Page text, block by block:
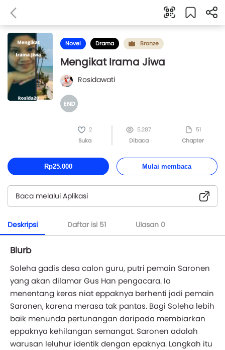
Novel Drama Bronze
Mengikat Irama Jiwa
Rosidawati
2
Suka
5,287
Dibaca
51
Chapter
Rp25.000 Mulai membaca
Baca melalui Aplikasi
Deskripsi Daftar isi 51 Ulasan 0
Blurb
Soleha gadis desa calon guru, putri pemain Saronen
yang akan dilamar Gus Han pengacara. Ia
menentang keras niat eppaknya berhenti jadi pemain
Saronen, karena merasa tak pantas. Bagi Soleha lebih
baik menunda pertunangan daripada membiarkan
eppaknya kehilangan semangat. Saronen adalah
warusan leluhur identik dengan epaknya. Langkah itu